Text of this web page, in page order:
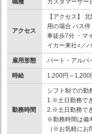
アクセス
【アクセス】
用の場合 バス
車徒歩7分 ・マ
イカー来社○／
雇用形態 パート・アルバ
時給 1,200円～1,200
勤務時間
シフト制での勤
1.※土日勤務で
2.※土日勤務で
※勤務時間は備
（※お気軽にお